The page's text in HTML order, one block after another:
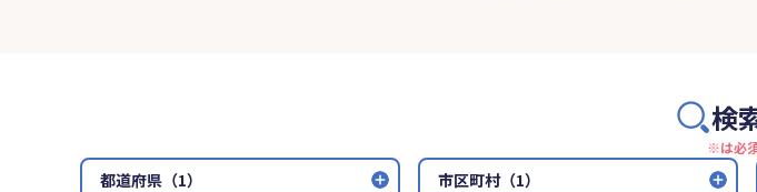
検
※は必
都道府県（1） 市区町村（1）